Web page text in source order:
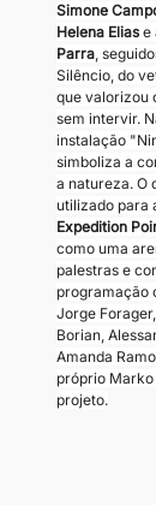
Simone
Helena Elias e
Parra,
Silêncio, do
que valorizou
sem intervir.
instalação
simboliza a
a natureza. O
utilizado para
Expedition
como uma
palestras e
programação
Jorge
Borian,
Amanda
próprio
projeto.